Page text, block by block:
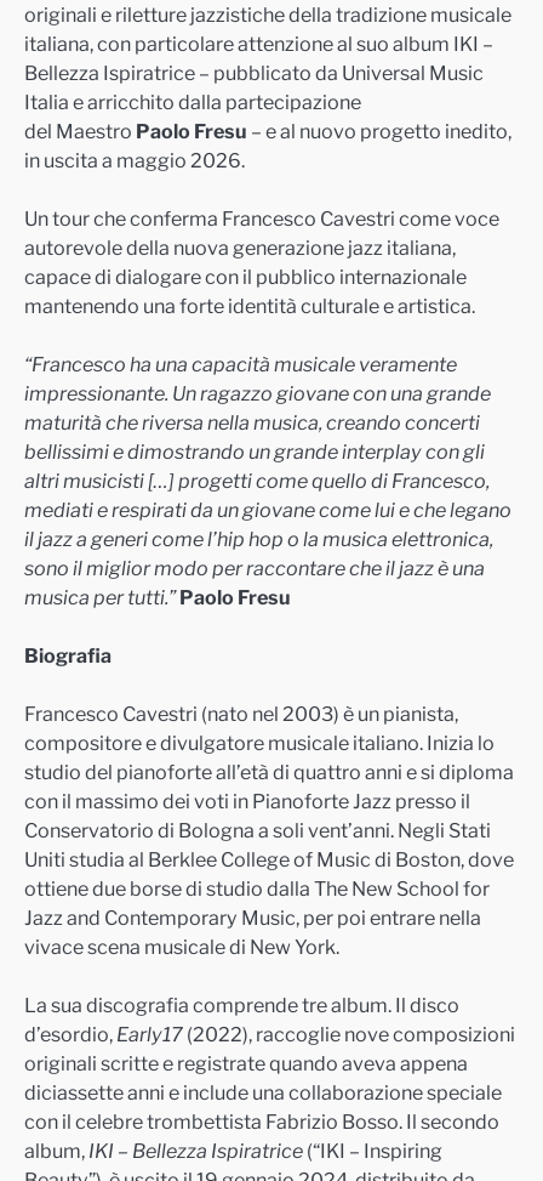
originali e riletture jazzistiche della tradizione musicale
italiana, con particolare attenzione al suo album IKI –
Bellezza Ispiratrice – pubblicato da Universal Music
Italia e arricchito dalla partecipazione
del Maestro Paolo Fresu – e al nuovo progetto inedito,
in uscita a maggio 2026.
Un tour che conferma Francesco Cavestri come voce
autorevole della nuova generazione jazz italiana,
capace di dialogare con il pubblico internazionale
mantenendo una forte identità culturale e artistica.
“Francesco ha una capacità musicale veramente
impressionante. Un ragazzo giovane con una grande
maturità che riversa nella musica, creando concerti
bellissimi e dimostrando un grande interplay con gli
altri musicisti […] progetti come quello di Francesco,
mediati e respirati da un giovane come lui e che legano
il jazz a generi come l’hip hop o la musica elettronica,
sono il miglior modo per raccontare che il jazz è una
musica per tutti.”Paolo Fresu
Biografia
Francesco Cavestri (nato nel 2003) è un pianista,
compositore e divulgatore musicale italiano. Inizia lo
studio del pianoforte all’età di quattro anni e si diploma
con il massimo dei voti in Pianoforte Jazz presso il
Conservatorio di Bologna a soli vent’anni. Negli Stati
Uniti studia al Berklee College of Music di Boston, dove
ottiene due borse di studio dalla The New School for
Jazz and Contemporary Music, per poi entrare nella
vivace scena musicale di New York.
La sua discografia comprende tre album. Il disco
d’esordio, Early17 (2022), raccoglie nove composizioni
originali scritte e registrate quando aveva appena
diciassette anni e include una collaborazione speciale
con il celebre trombettista Fabrizio Bosso. Il secondo
album, IKI – Bellezza Ispiratrice (“IKI – Inspiring